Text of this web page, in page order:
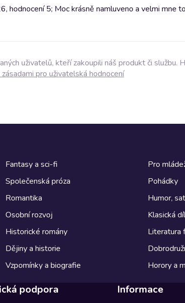
hodnocení 5; Moc krásně namluveno a velmi mne
uživatelů, kteří zakoupili náš produkt či službu.
pro uživatelská hodnocení
Fantasy a sci-fi
Společenská próza
Romantika
Osobní rozvoj
Historické romány
Dějiny a historie
Vzpomínky a biografie
Pro
Pohádky
Humor,
Klasická
Literatura
Horory a
podpora Informace